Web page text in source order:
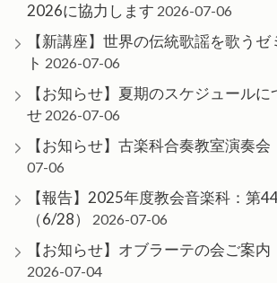
2026に協力します 2026-07-06
【新講座】世界の伝統歌謡を歌う
ト 2026-07-06
【お知らせ】夏期のスケジュール
せ 2026-07-06
【お知らせ】古楽科合奏教室演奏会
07-06
【報告】2025年度教会音楽科：第
（6/28）
2026-07-06
【お知らせ】オブラーテの会ご案内
2026-07-04